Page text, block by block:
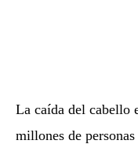
La caída del cabello
millones de